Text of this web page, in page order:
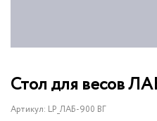
Стол для весов
Артикул: LP_ЛАБ-900 ВГ